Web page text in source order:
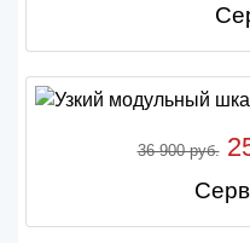
36 900 руб.